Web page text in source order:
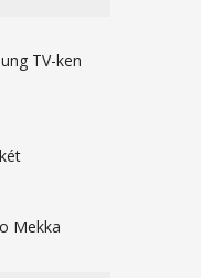
TV-ken
Mekka